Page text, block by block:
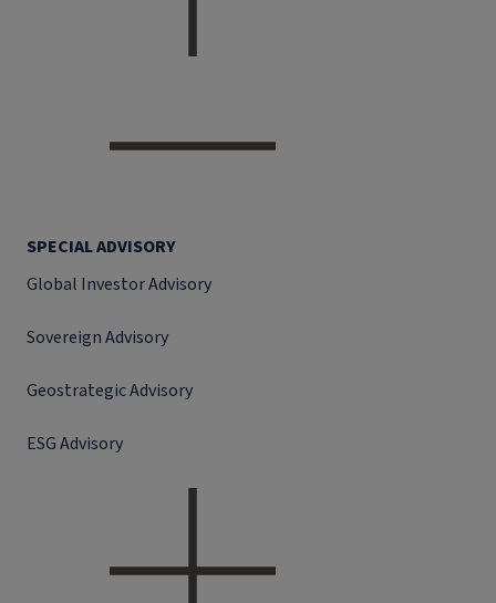
SPECIAL ADVISORY
Global Investor Advisory
Sovereign Advisory
Geostrategic Advisory
ESG Advisory